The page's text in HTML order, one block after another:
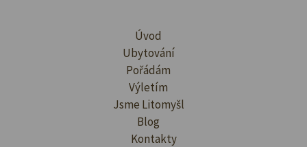
Úvod
Ubytování
Pořádám
Výletím
Jsme Litomyšl
Blog
Kontakty